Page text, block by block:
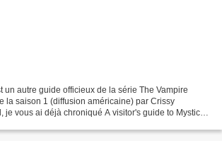
un autre guide officieux de la série The Vampire
la saison 1 (diffusion américaine) par Crissy
je vous ai déjà chroniqué A visitor's guide to Mystic